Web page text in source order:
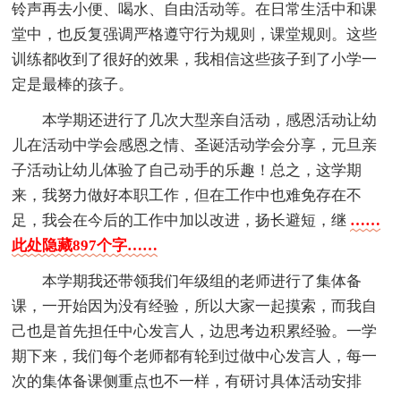
铃声再去小便、喝水、自由活动等。在日常生活中和课
堂中，也反复强调严格遵守行为规则，课堂规则。这些
训练都收到了很好的效果，我相信这些孩子到了小学一
定是最棒的孩子。
本学期还进行了几次大型亲自活动，感恩活动让幼
儿在活动中学会感恩之情、圣诞活动学会分享，元旦亲
子活动让幼儿体验了自己动手的乐趣！总之，这学期
来，我努力做好本职工作，但在工作中也难免存在不
足，我会在今后的工作中加以改进，扬长避短，继 ……
此处隐藏897个字……
本学期我还带领我们年级组的老师进行了集体备
课，一开始因为没有经验，所以大家一起摸索，而我自
己也是首先担任中心发言人，边思考边积累经验。一学
期下来，我们每个老师都有轮到过做中心发言人，每一
次的集体备课侧重点也不一样，有研讨具体活动安排